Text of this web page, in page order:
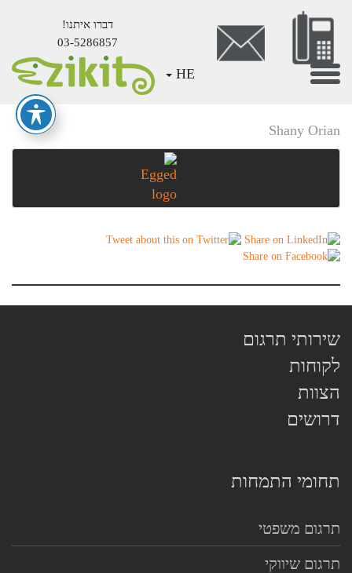
Main
Content
דברו איתנו!
03-5286857
Toggle
navigation
HE לוגו-אגד
Shany Orian
שירותי תרגום
לקוחות
הצוות
דרושים
תחומי התמחות
תרגום משפטי
תרגום שיווקי